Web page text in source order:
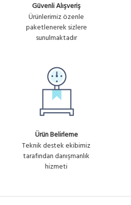
MW-LRS-200-48
MEANWELL 48V 200W 4.4A DC
MONOFAZE METAL KASA
Güvenli Alışveriş
Ürünlerimiz özenle
paketlenerek sizlere
sunulmaktadır
Ürün Belirleme
Teknik destek ekibimiz
tarafından danışmanlık
hizmeti